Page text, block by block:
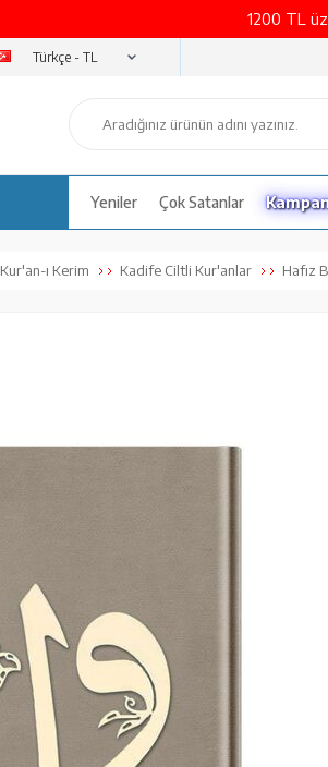
1200 TL
Türkçe - TL
Yeniler Çok Satanlar
Kur'an-ı Kerim Kadife Ciltli Kur'anlar Hafız